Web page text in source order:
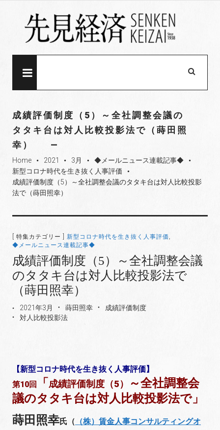
成績評価制度（5）～全社調整会議の
タタキ台は対人比較投影法で（蒔田照
幸）
Home fiber_manual_record 2021 fiber_manual_record 3月 fiber_manual_record ◆メールニュース連載記事◆ fiber_manual_record
新型コロナ時代を生き抜く人事評価 fiber_manual_record
成績評価制度（5）～全社調整会議のタタキ台は対人比較投影
法で（蒔田照幸）
[ 特集カテゴリー ] 新型コロナ時代を生き抜く人事評価
◆メールニュース連載記事◆
成績評価制度（5）～全社調整会議
のタタキ台は対人比較投影法で
（蒔田照幸）
2021年3月 蒔田照幸
成績評価制度
対人比較投影法
【新型コロナ時代を生き抜く人事評価】
第10回
「成績評価制度（5）
～全社調整会
議のタタキ台は対人比較投影法で」
蒔田照幸氏（ （株）賃金人事コンサルティングオ